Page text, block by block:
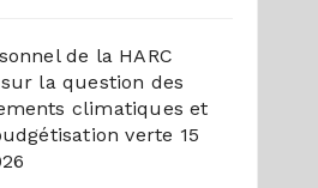
de la HARC
la question des
climatiques et
verte 15